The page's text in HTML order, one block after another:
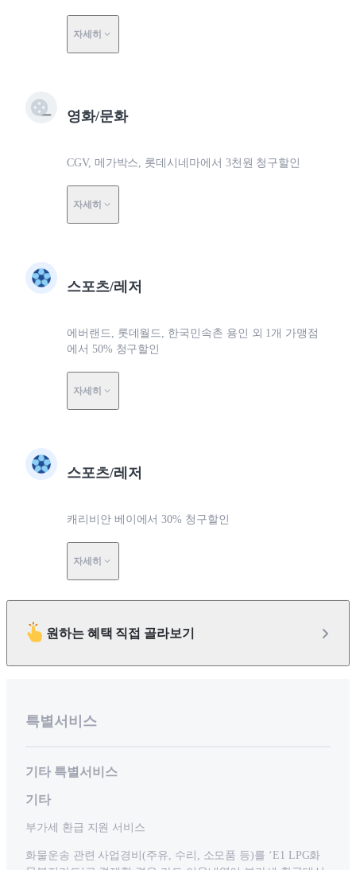
자세히
영화/문화
CGV, 메가박스, 롯데시네마에서 3천원 청구할인
자세히
스포츠/레저
에버랜드, 롯데월드, 한국민속촌 용인 외 1개 가맹점
에서 50% 청구할인
자세히
스포츠/레저
캐리비안 베이에서 30% 청구할인
자세히
원하는 혜택 직접 골라보기
특별서비스
기타 특별서비스
기타
부가세 환급 지원 서비스
화물운송 관련 사업경비(주유, 수리, 소모품 등)를 ‘E1 LPG화